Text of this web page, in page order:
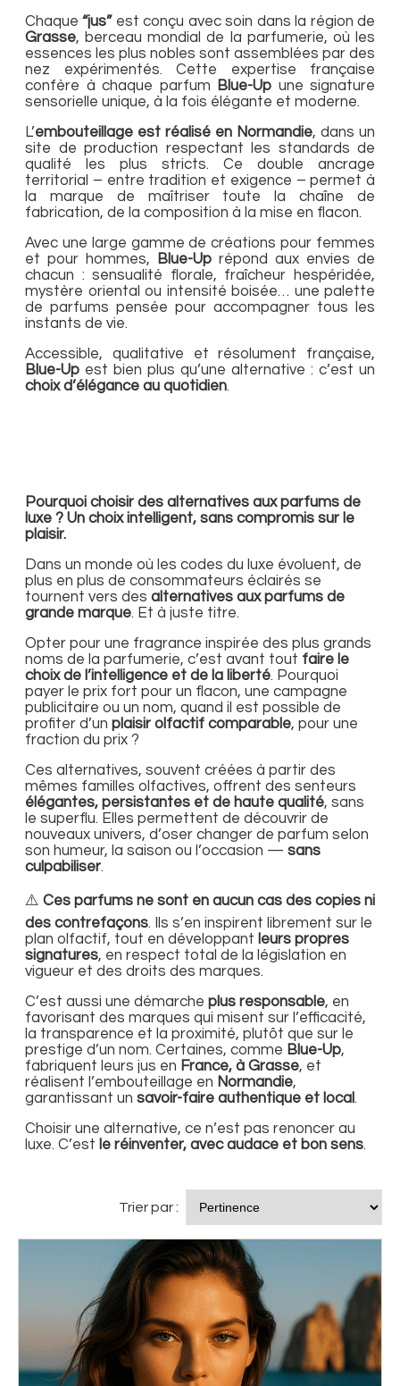
Chaque“jus”est conçu avec soin dans la région de
Grasse, berceau mondial de la parfumerie, où les
essences les plus nobles sont assemblées par des
nez expérimentés. Cette expertise française
confère à chaque parfum
Blue-Up une signature
sensorielle unique, à la fois élégante et moderne.
L’embouteillage est réalisé en Normandie, dans un
site de production respectant les standards de
qualité les plus stricts. Ce double ancrage
territorial – entre tradition et exigence – permet à
la marque de maîtriser toute la chaîne de
fabrication, de la composition à la mise en flacon.
Avec une large gamme de créations pour femmes
et pour hommes,
Blue-Up répond aux envies de
chacun : sensualité florale, fraîcheur hespéridée,
mystère oriental ou intensité boisée… une palette
de parfums pensée pour accompagner tous les
instants de vie.
Accessible, qualitative et résolument française,
Blue-Up est bien plus qu’une alternative : c’est un
choix d’élégance au quotidien.
Pourquoi choisir des alternatives aux parfums de
luxe ? Un choix intelligent, sans compromis sur le
plaisir.
Dans un monde où les codes du luxe évoluent, de
plus en plus de consommateurs éclairés se
tournent vers des alternatives aux parfums de
grande marque. Et à juste titre.
Opter pour une fragrance inspirée des plus grands
noms de la parfumerie, c’est avant tout faire le
choix de l’intelligence et de la liberté. Pourquoi
payer le prix fort pour un flacon, une campagne
publicitaire ou un nom, quand il est possible de
profiter d’un plaisir olfactif comparable, pour une
fraction du prix ?
Ces alternatives, souvent créées à partir des
mêmes familles olfactives, offrent des senteurs
élégantes, persistantes et de haute qualité, sans
le superflu. Elles permettent de découvrir de
nouveaux univers, d’oser changer de parfum selon
son humeur, la saison ou l’occasion — sans
culpabiliser.
⚠️ Ces parfums ne sont en aucun cas des copies ni
des contrefaçons. Ils s’en inspirent librement sur le
plan olfactif, tout en développant leurs propres
signatures, en respect total de la législation en
vigueur et des droits des marques.
C’est aussi une démarche plus responsable, en
favorisant des marques qui misent sur l’efficacité,
la transparence et la proximité, plutôt que sur le
prestige d’un nom. Certaines, comme Blue-Up,
fabriquent leurs jus en France, à Grasse, et
réalisent l’embouteillage en Normandie,
garantissant un savoir-faire authentique et local.
Choisir une alternative, ce n’est pas renoncer au
luxe. C’est le réinventer, avec audace et bon sens.
Trier par :